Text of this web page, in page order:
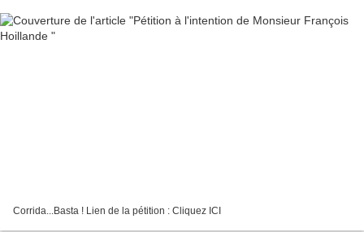
Corrida...Basta ! Lien de la pétition : Cliquez ICI